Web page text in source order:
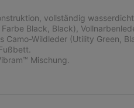
vollständig
Black, Black),
Camo-Wildleder (Utility Green,
Mischung.